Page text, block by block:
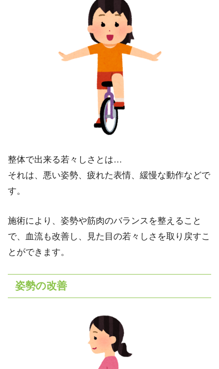
整体で出来る若々しさとは…
それは、悪い姿勢、疲れた表情、緩慢な動作などで
す。
施術により、姿勢や筋肉のバランスを整えること
で、血流も改善し、見た目の若々しさを取り戻すこ
とができます。
姿勢の改善